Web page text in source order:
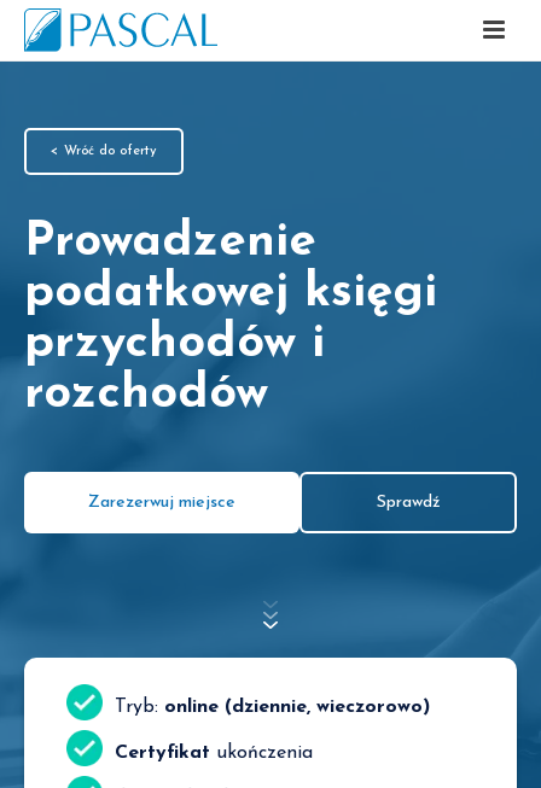
< Wróć do oferty
Prowadzenie
podatkowej księgi
przychodów i
rozchodów
Zarezerwuj miejsce Sprawdź
Tryb: online (dziennie, wieczorowo)
Certyfikat ukończenia